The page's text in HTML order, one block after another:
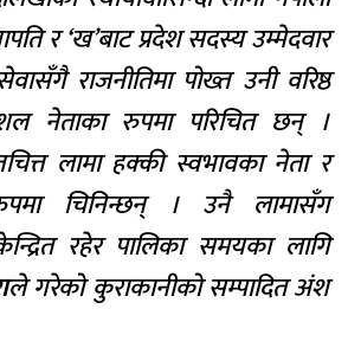
र ‘ख’बाट प्रदेश सदस्य उम्मेदवार
राजनीतिमा पोख्त उनी वरिष्ठ
नेताका रुपमा परिचित छन् ।
लामा हक्की स्वभावका नेता र
चिनिन्छन् । उनै लामासँग
रहेर पालिका समयका लागि
ले गरेको कुराकानीको सम्पादित अंश